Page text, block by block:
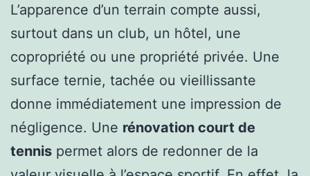
L’apparence d’un terrain compte aussi,
surtout dans un club, un hôtel, une
copropriété ou une propriété privée. Une
surface ternie, tachée ou vieillissante
donne immédiatement une impression de
négligence. Une rénovation court de
tennis permet alors de redonner de la